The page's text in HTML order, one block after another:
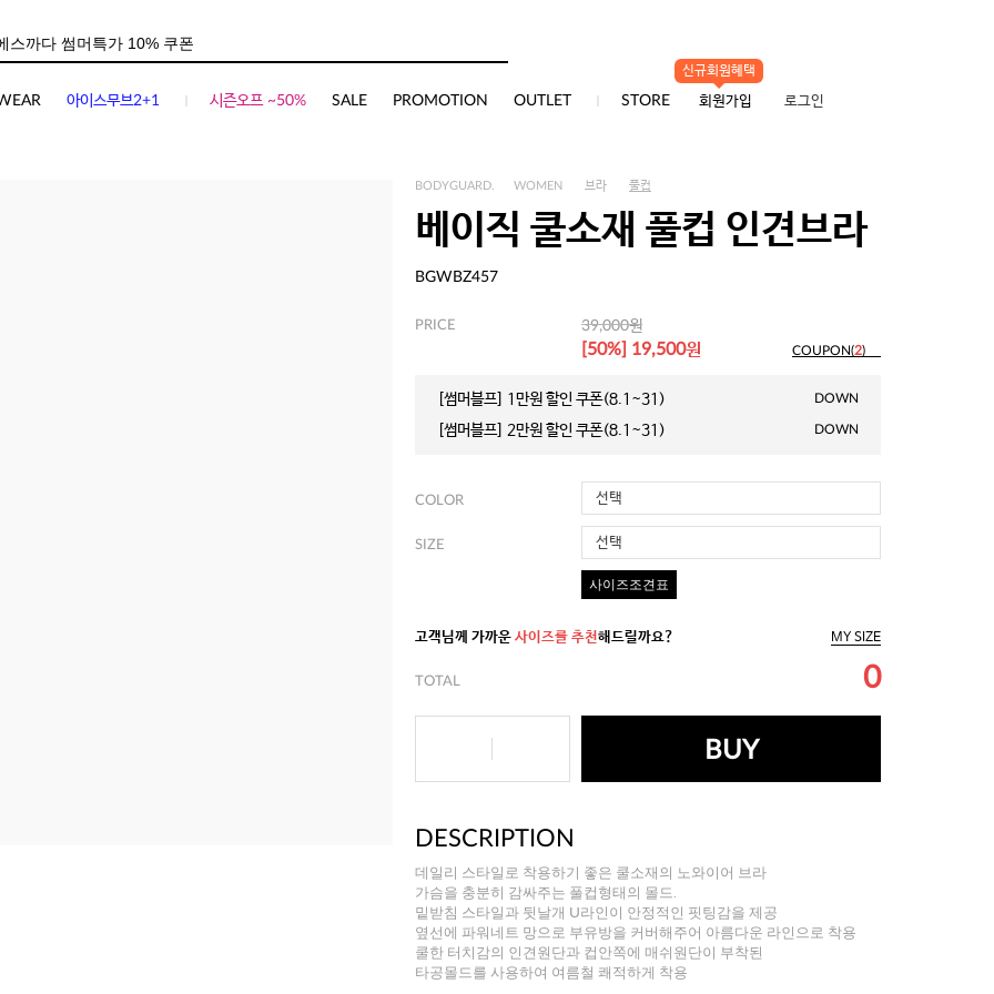
아이스무브2+1 시즌오프 ~50% SALE PROMOTION OUTLET STORE
신규회원혜택
회원가입 로그인
BODYGUARD. WOMEN 브라 풀컵
베이직 쿨소재 풀컵 인견브라
BGWBZ457
PRICE 39,000원
[50%] 19,500원 COUPON(2)
[썸머블프] 1만원 할인 쿠폰(8.1~31) DOWN
[썸머블프] 2만원 할인 쿠폰(8.1~31) DOWN
COLOR 선택
SIZE 선택
사이즈조견표
고객님께 가까운 사이즈를 추천해드릴까요? MY SIZE
TOTAL 0
BUY
DESCRIPTION
데일리 스타일로 착용하기 좋은 쿨소재의 노와이어 브라
가슴을 충분히 감싸주는 풀컵형태의 몰드.
밑받침 스타일과 뒷날개 U라인이 안정적인 핏팅감을 제공
옆선에 파워네트 망으로 부유방을 커버해주어 아름다운 라인으로 착용
쿨한 터치감의 인견원단과 컵안쪽에 매쉬원단이 부착된
타공몰드를 사용하여 여름철 쾌적하게 착용